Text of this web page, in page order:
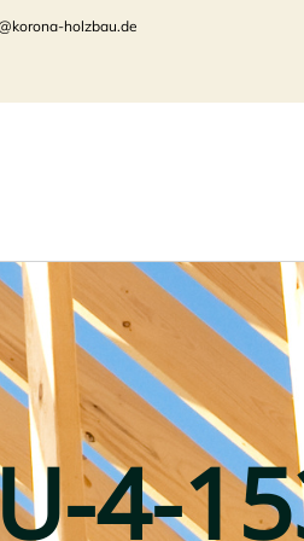
holzbau.de
4-